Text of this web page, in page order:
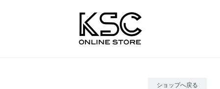
ショップへ戻る